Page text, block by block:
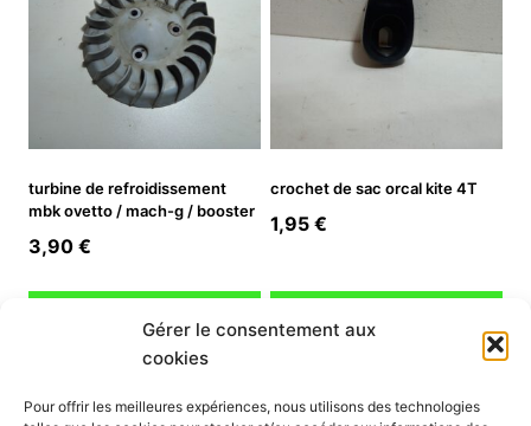
Gérer le consentement aux
cookies
Pour offrir les meilleures expériences, nous utilisons des technologies
turbine de refroidissement
mbk ovetto / mach-g / booster
3,90 €
Ajouter au panier
crochet de sac orcal kite 4T
1,95 €
Ajouter au panier
INFORMATION